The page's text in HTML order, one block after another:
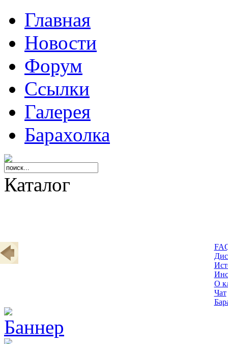
Главная
Новости
Форум
Ссылки
Галерея
Барахолка
Каталог
О
Чат